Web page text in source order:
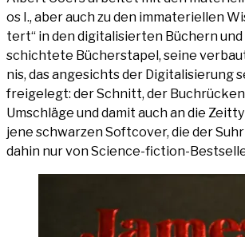
os I., aber auch zu den imma­te­ri­el­len
tert“ in den digi­ta­li­sier­ten Büchern
schich­te­te Bücher­sta­pel, sei­ne
nis, das ange­sichts der Digi­ta­li­sie­rung
frei­ge­legt: der Schnitt, der
Umschlä­ge und damit auch an die
jene schwar­zen Soft­co­ver, die der
dahin nur von Sci­ence-fic­tion-